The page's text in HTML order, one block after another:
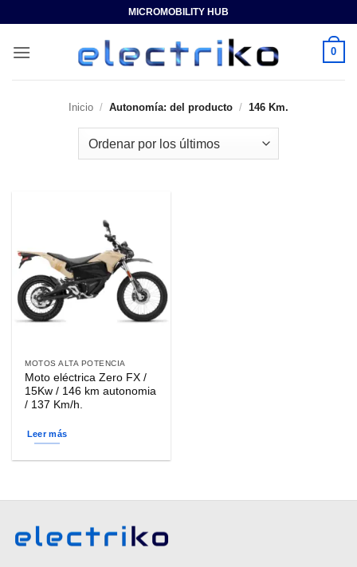
contenido
MICROMOBILITY HUB
0
Inicio / Autonomía: del producto / 146 Km.
MOTOS ALTA POTENCIA
Moto eléctrica Zero FX /
15Kw / 146 km autonomia
/ 137 Km/h.
Leer más